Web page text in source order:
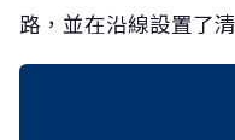
路，並在沿線設置了